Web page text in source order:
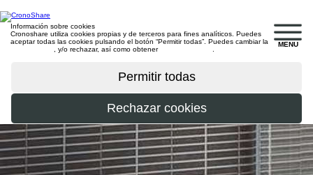
MENU
Información sobre cookies
Cronoshare utiliza cookies propias y de terceros para fines analíticos. Puedes
aceptar todas las cookies pulsando el botón “Permitir todas”. Puedes cambiar la
, y/o rechazar, así como obtener